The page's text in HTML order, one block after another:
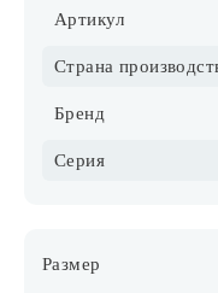
Артикул
Страна
Бренд
Серия
Размер